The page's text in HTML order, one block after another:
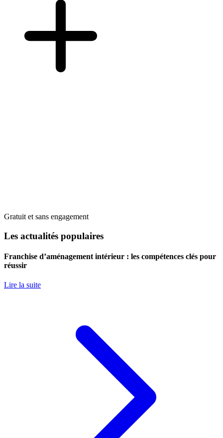
Gratuit et sans engagement
Les actualités populaires
Franchise d’aménagement intérieur : les compétences clés pour
réussir
Lire la suite